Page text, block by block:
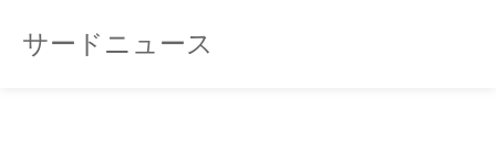
サードニュース